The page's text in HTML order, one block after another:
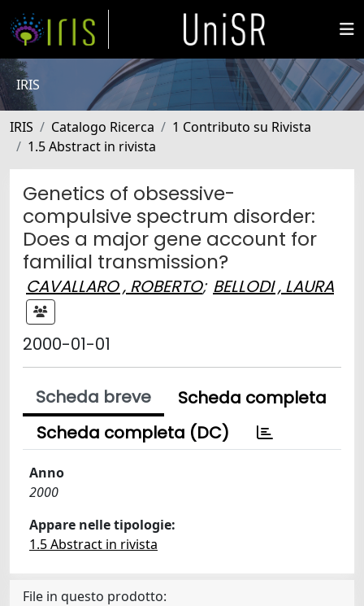
IRIS
IRIS Catalogo Ricerca
1 Contributo su Rivista
1.5 Abstract in rivista
Genetics of obsessive-
compulsive spectrum disorder:
Does a major gene account for
familial transmission?
CAVALLARO , ROBERTO; BELLODI , LAURA
2000-01-01
Scheda breve
Scheda completa
Scheda completa (DC)
Anno
2000
Appare nelle tipologie:
1.5 Abstract in rivista
File in questo prodotto: